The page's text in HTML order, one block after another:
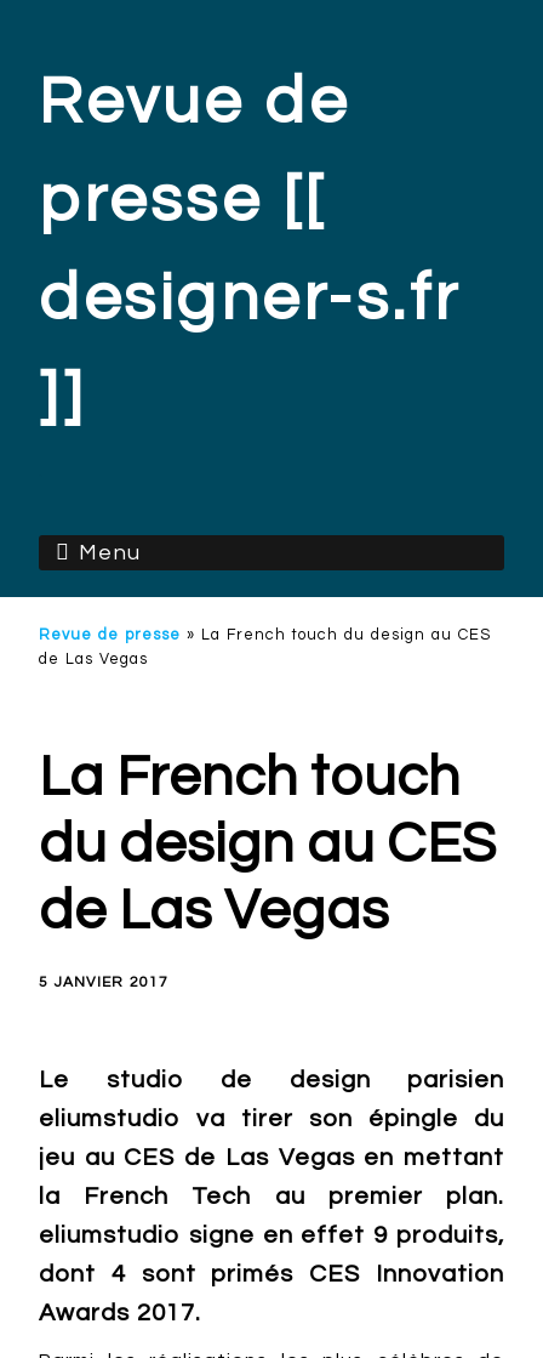
Revue de
presse [[
designer-s.fr
]]
Menu
Revue de presse »
La French touch du design au CES
de Las Vegas
La French touch
du design au CES
de Las Vegas
5 JANVIER 2017
Le studio de design parisien
eliumstudio va tirer son épingle du
jeu au CES de Las Vegas en mettant
la French Tech au premier plan.
eliumstudio signe en effet 9 produits,
dont 4 sont primés CES Innovation
Awards 2017.